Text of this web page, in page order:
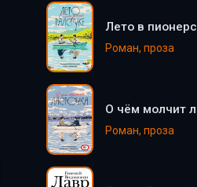
Лето в
Роман, проза
О чём молчит
Роман, проза